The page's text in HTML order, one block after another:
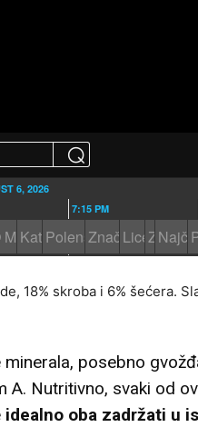
18% skroba i 6% šećera.
posebno
A. Nutritivno, svaki od
idealno oba zadržati u